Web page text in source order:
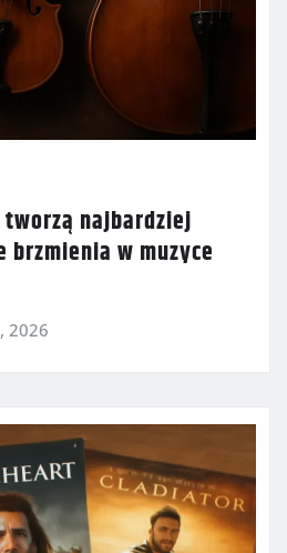
najbardziej
w muzyce
2026